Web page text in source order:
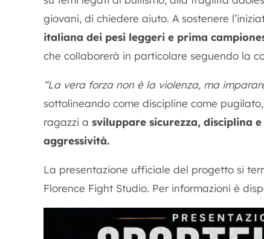
giovani, di chiedere aiuto. A sostenere
italiana dei pesi leggeri e prima
che collaborerà in particolare seguendo la
“La vera forza non è la violenza, ma
sottolineando come discipline come
ragazzi a sviluppare sicurezza, disciplina
aggressività.
La presentazione ufficiale del progetto si
Florence Fight Studio. Per informazioni è